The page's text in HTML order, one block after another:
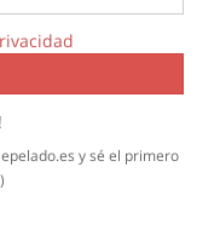
y sé el primero